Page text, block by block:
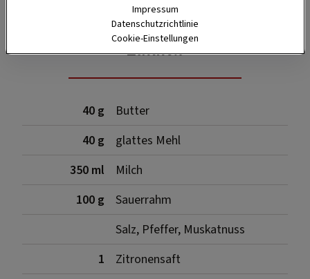
Zutaten
40 g
Butter
40 g
glattes Mehl
350 ml
Milch
100 g
Sauerrahm
Salz, Pfeffer, Muskatnuss
1
Zitronensaft
Impressum
Datenschutzrichtlinie
Cookie-Einstellungen